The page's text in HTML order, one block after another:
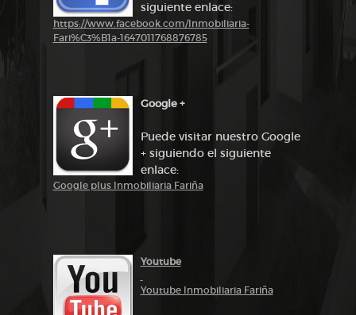
siguiente enlace:
https://www.facebook.com/Inmobiliaria-
Fari%C3%B1a-1647011768876785
Google +
Puede visitar nuestro Google
+ siguiendo el siguiente
enlace:
Google plus Inmobiliaria Fariña
Youtube
Youtube Inmobiliaria Fariña